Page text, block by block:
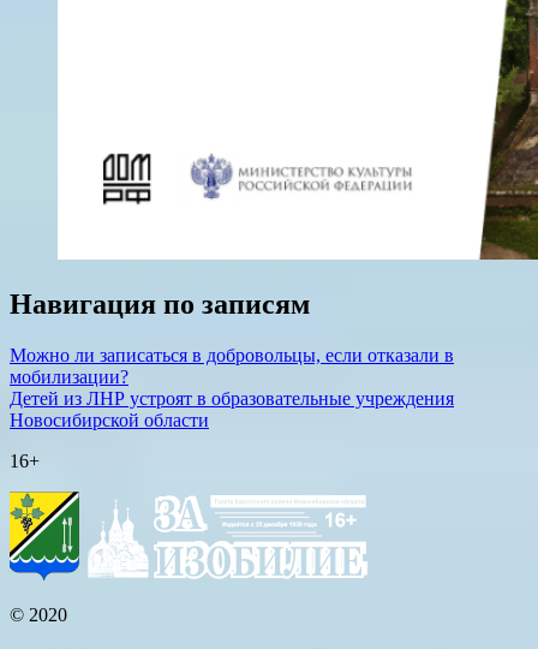
Навигация по записям
Можно ли записаться в добровольцы, если отказали в
мобилизации?
Детей из ЛНР устроят в образовательные учреждения
Новосибирской области
16+
© 2020